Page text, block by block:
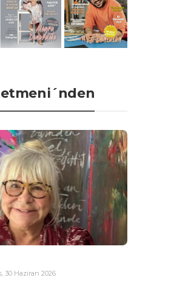
, 30 Haziran 2026